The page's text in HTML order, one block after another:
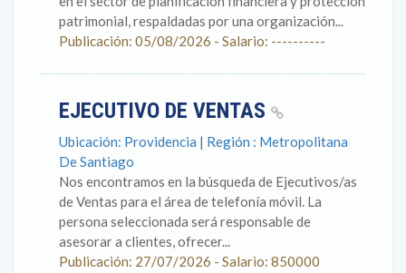
patrimonial, respaldadas por una organización...
Publicación: 05/08/2026 - Salario: ----------
EJECUTIVO DE VENTAS
Ubicación: Providencia | Región : Metropolitana
De Santiago
Nos encontramos en la búsqueda de Ejecutivos/as
de Ventas para el área de telefonía móvil. La
persona seleccionada será responsable de
asesorar a clientes, ofrecer...
Publicación: 27/07/2026 - Salario: 850000